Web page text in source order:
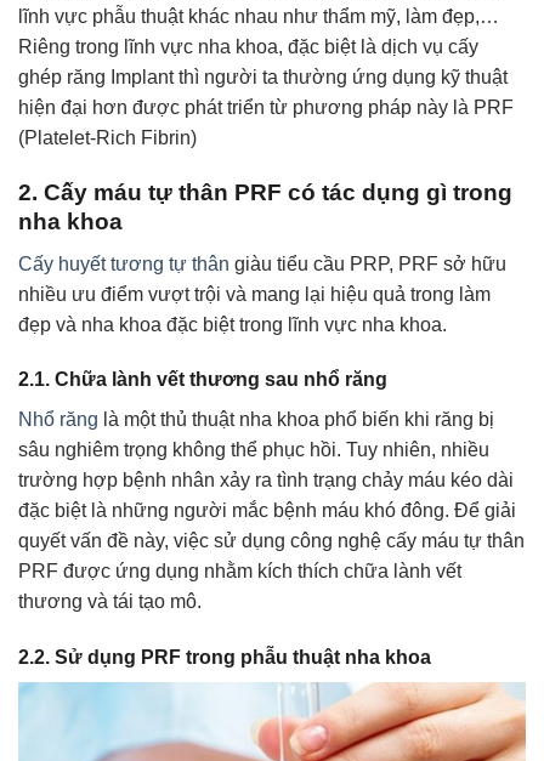
lĩnh vực phẫu thuật khác nhau như thẩm mỹ, làm đẹp,…
Riêng trong lĩnh vực nha khoa, đặc biệt là dịch vụ cấy
ghép răng Implant thì người ta thường ứng dụng kỹ thuật
hiện đại hơn được phát triển từ phương pháp này là PRF
(Platelet-Rich Fibrin)
2. Cấy máu tự thân PRF có tác dụng gì trong
nha khoa
Cấy huyết tương tự thân giàu tiểu cầu PRP, PRF sở hữu
nhiều ưu điểm vượt trội và mang lại hiệu quả trong làm
đẹp và nha khoa đặc biệt trong lĩnh vực nha khoa.
2.1. Chữa lành vết thương sau nhổ răng
Nhổ răng là một thủ thuật nha khoa phổ biến khi răng bị
sâu nghiêm trọng không thể phục hồi. Tuy nhiên, nhiều
trường hợp bệnh nhân xảy ra tình trạng chảy máu kéo dài
đặc biệt là những người mắc bệnh máu khó đông. Để giải
quyết vấn đề này, việc sử dụng công nghệ cấy máu tự thân
PRF được ứng dụng nhằm kích thích chữa lành vết
thương và tái tạo mô.
2.2. Sử dụng PRF trong phẫu thuật nha khoa